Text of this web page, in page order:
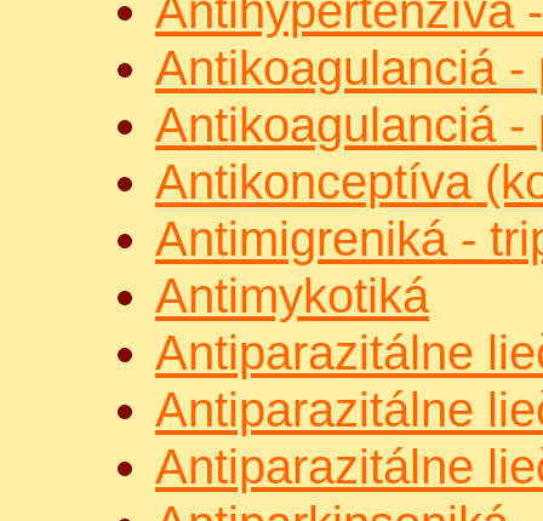
Antihypertenzíva
Antikoagulanciá -
Antikoagulanciá -
Antikonceptíva
Antimigreniká -
Antimykotiká
Antiparazitálne
Antiparazitálne
Antiparazitálne